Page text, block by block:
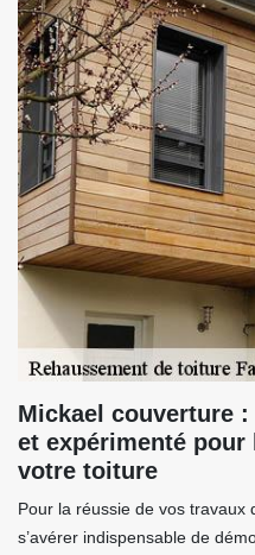
Mickael couverture
et expérimenté pour
votre toiture
Pour la réussie de vos
s’avérer indispensable de